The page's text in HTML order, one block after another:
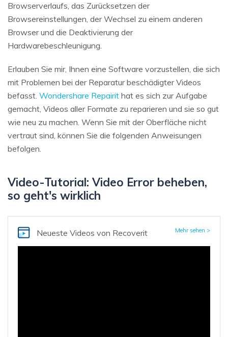
Browserverlaufs, das Zurücksetzen der
Browsereinstellungen, der Wechsel zu einem anderen
Browser und die Deaktivierung der
Hardwarebeschleunigung.
Erlauben Sie mir, Ihnen eine Software vorzustellen, die sich
mit Problemen bei der Reparatur beschädigter Videos
befasst. Wondershare Repairit hat es sich zur Aufgabe
gemacht, Videos aller Formate zu reparieren und sie so gut
wie neu zu machen. Wenn Sie mit der Oberfläche nicht
vertraut sind, können Sie die folgenden Anweisungen
befolgen.
Video-Tutorial: Video Error beheben,
so geht's wirklich
Neueste Videos von Recoverit Mehr sehen >